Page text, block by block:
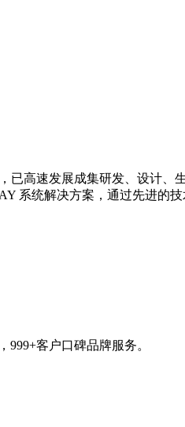
高速发展成集研发、设计
系统解决方案，通过先进的
客户口碑品牌服务。